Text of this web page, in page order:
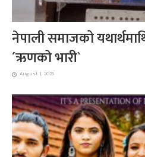
नेपाली समाजको
´ऋणको भारी`
August 1, 2026